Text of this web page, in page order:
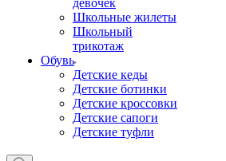
девочек
Школьные жилеты
Школьный
трикотаж
Обувь
Детские кеды
Детские ботинки
Детские кроссовки
Детские сапоги
Детские туфли